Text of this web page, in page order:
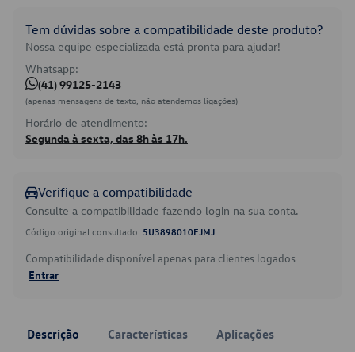
Tem dúvidas sobre a compatibilidade deste produto?
Nossa equipe especializada está pronta para ajudar!
Whatsapp:
(41) 99125-2143
(apenas mensagens de texto, não atendemos ligações)
Horário de atendimento:
Segunda à sexta, das 8h às 17h.
Verifique a compatibilidade
Consulte a compatibilidade fazendo login na sua conta.
Código original consultado: 5U3898010EJMJ
Compatibilidade disponível apenas para clientes logados.
Entrar
Descrição Características Aplicações